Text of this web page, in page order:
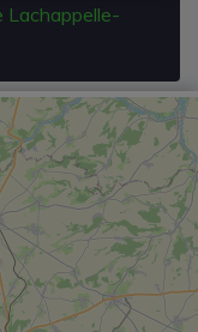
Lachappelle-